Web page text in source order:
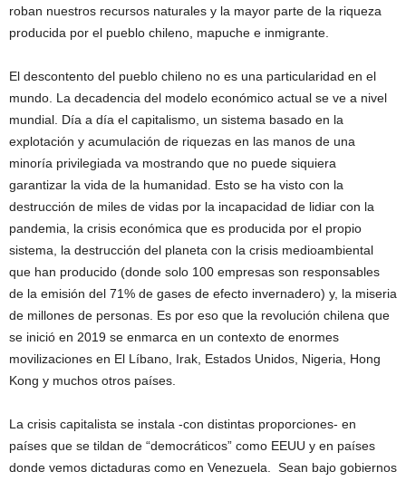
roban nuestros recursos naturales y la mayor parte de la riqueza
producida por el pueblo chileno, mapuche e inmigrante.
El descontento del pueblo chileno no es una particularidad en el
mundo. La decadencia del modelo económico actual se ve a nivel
mundial. Día a día el capitalismo, un sistema basado en la
explotación y acumulación de riquezas en las manos de una
minoría privilegiada va mostrando que no puede siquiera
garantizar la vida de la humanidad. Esto se ha visto con la
destrucción de miles de vidas por la incapacidad de lidiar con la
pandemia, la crisis económica que es producida por el propio
sistema, la destrucción del planeta con la crisis medioambiental
que han producido (donde solo 100 empresas son responsables
de la emisión del 71% de gases de efecto invernadero) y, la miseria
de millones de personas. Es por eso que la revolución chilena que
se inició en 2019 se enmarca en un contexto de enormes
movilizaciones en El Líbano, Irak, Estados Unidos, Nigeria, Hong
Kong y muchos otros países.
La crisis capitalista se instala -con distintas proporciones- en
países que se tildan de “democráticos” como EEUU y en países
donde vemos dictaduras como en Venezuela. Sean bajo gobiernos